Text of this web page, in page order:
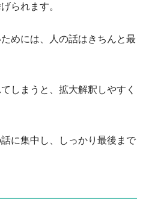
られます。
めには、人の話はきちんと最
しまうと、拡大解釈しやすく
に集中し、しっかり最後まで